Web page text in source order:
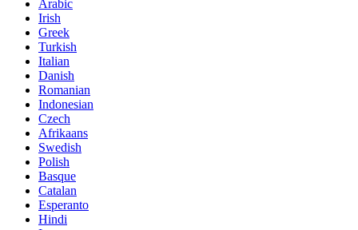
Arabic
Irish
Greek
Turkish
Italian
Danish
Romanian
Indonesian
Czech
Afrikaans
Swedish
Polish
Basque
Catalan
Esperanto
Hindi